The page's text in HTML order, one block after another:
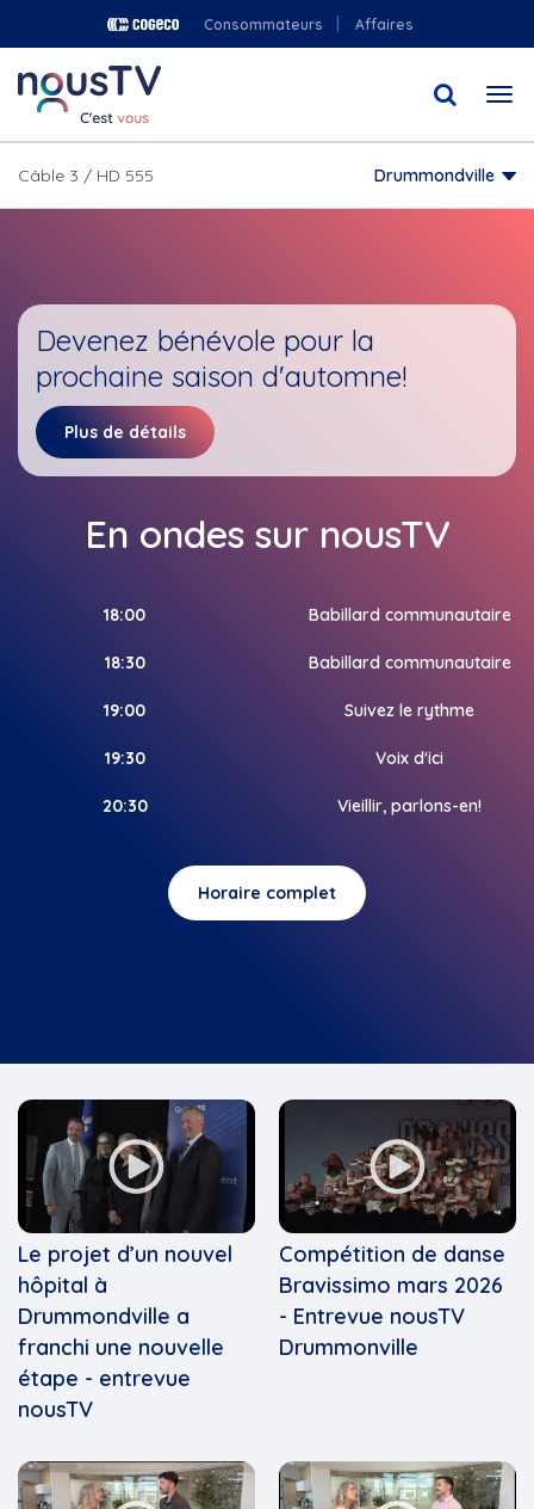
au
contenu
principal
Consommateurs Affaires
Câble 3 / HD 555 Drummondville
Devenez bénévole pour la
prochaine saison d'automne!
Plus de détails
En ondes sur nousTV
18:00 Babillard communautaire
18:30 Babillard communautaire
19:00 Suivez le rythme
19:30 Voix d'ici
20:30 Vieillir, parlons-en!
Horaire complet
Le projet d’un nouvel
hôpital à
Drummondville a
franchi une nouvelle
étape - entrevue
nousTV
Compétition de danse
Bravissimo mars 2026
- Entrevue nousTV
Drummonville